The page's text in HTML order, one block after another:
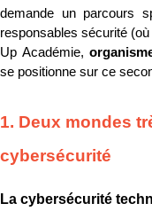
demande un parcours
responsables sécurité (où
Up Académie,
se positionne sur ce
1. Deux mondes
cybersécurité
La cybersécurité